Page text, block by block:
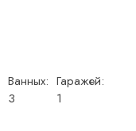
Ванных:
3
Гаражей:
1